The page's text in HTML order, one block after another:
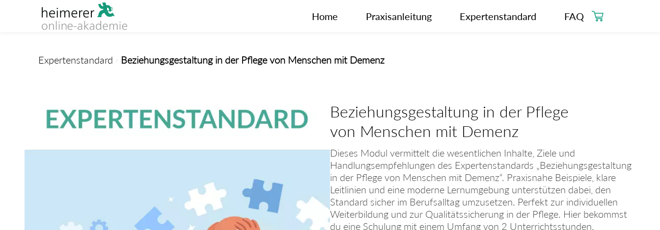
Skip to
content
Home Praxisanleitung Expertenstandard FAQ
Expertenstandard / Beziehungsgestaltung in der Pflege von Menschen mit Demenz
Beziehungsgestaltung in der Pflege
von Menschen mit Demenz
Dieses Modul vermittelt die wesentlichen Inhalte, Ziele und
Handlungsempfehlungen des Expertenstandards „Beziehungsgestaltung
in der Pflege von Menschen mit Demenz“. Praxisnahe Beispiele, klare
Leitlinien und eine moderne Lernumgebung unterstützen dabei, den
Standard sicher im Berufsalltag umzusetzen. Perfekt zur individuellen
Weiterbildung und zur Qualitätssicherung in der Pflege. Hier bekommst
du eine Schulung mit einem Umfang von 2 Unterrichtsstunden.